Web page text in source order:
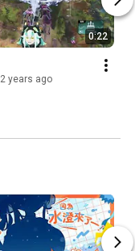
0:22
2 years ago